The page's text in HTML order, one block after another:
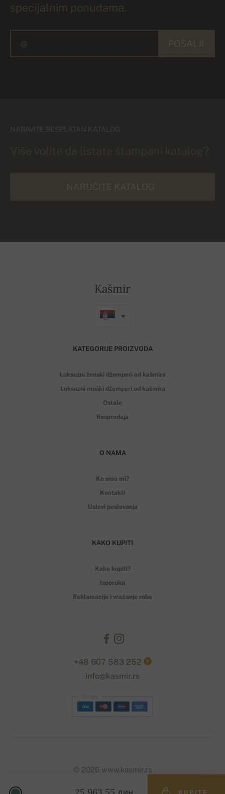
KUPITE
specijalnim ponudama.
NABAVITE BESPLATAN KATALOG
Kašmir
KATEGORIJE PROIZVODA
Luksuzni ženski džemperi od kašmira
Luksuzni muški džemperi od kašmira
Ostalo
Rasprodaja
O NAMA
Ko smo mi?
Kontakti
Uslovi poslovanja
KAKO KUPITI
Kako kupiti?
Isporuka
Reklamacije i vraćanje robe
+48 607 583 252 ?
info@kasmir.rs
© 2026 www.kasmir.rs